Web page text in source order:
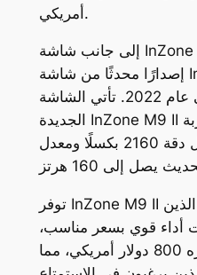
أمريكي.
إلى جانب شاشة InZone M10S، أطلقت سوني
إصدارًا محدثًا من شاشة InZone M9 التي تم
تقديمها لأول مرة في عام 2022. تأتي الشاشة
الجديدة InZone M9 II بحجم 27 بوصة، وتوفر تجربة
عرض فائقة الدقة بفضل دقة 2160 بكسلًا ومعدل
توفر InZone M9 II تجربة لعب ممتازة للاعبين الذين
أداء قوي بسعر مناسب،
حيث تأتي بسعر قدره 800 دولار أمريكي، مما